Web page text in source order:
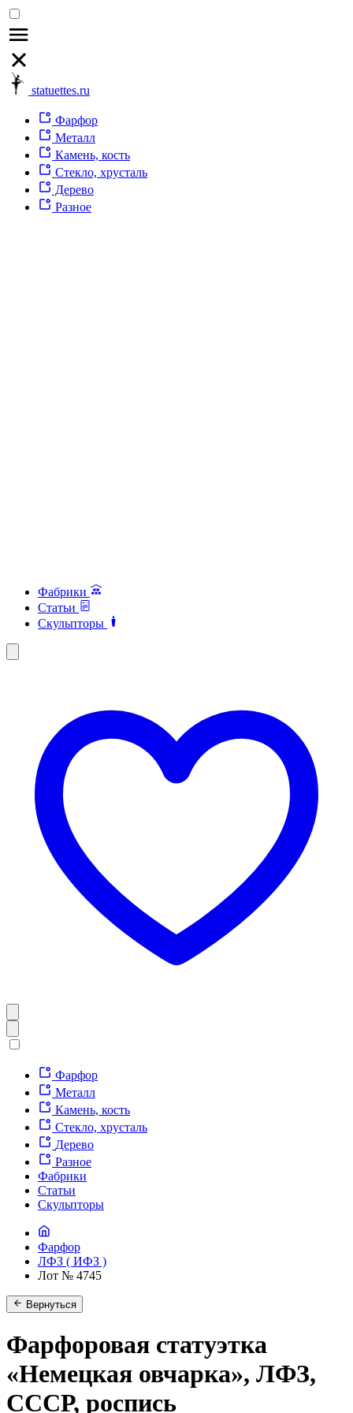
statuettes.ru
Фарфор
Металл
Камень, кость
Стекло, хрусталь
Дерево
Разное
Фабрики
Статьи
Скульпторы
Фарфор
Металл
Камень, кость
Стекло, хрусталь
Дерево
Разное
Фабрики
Статьи
Скульпторы
Фарфор
ЛФЗ ( ИФЗ )
Лот № 4745
Вернуться
Фарфоровая статуэтка
«Немецкая овчарка», ЛФЗ,
СССР, роспись